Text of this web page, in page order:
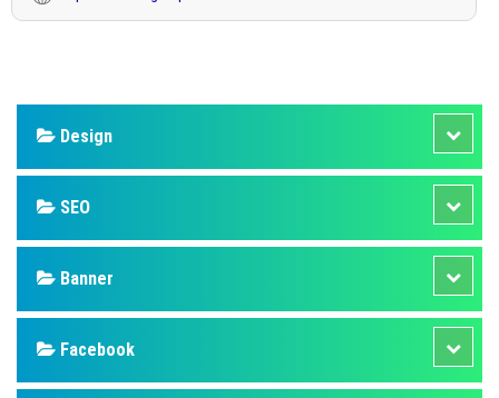
Design
SEO
Banner
Facebook